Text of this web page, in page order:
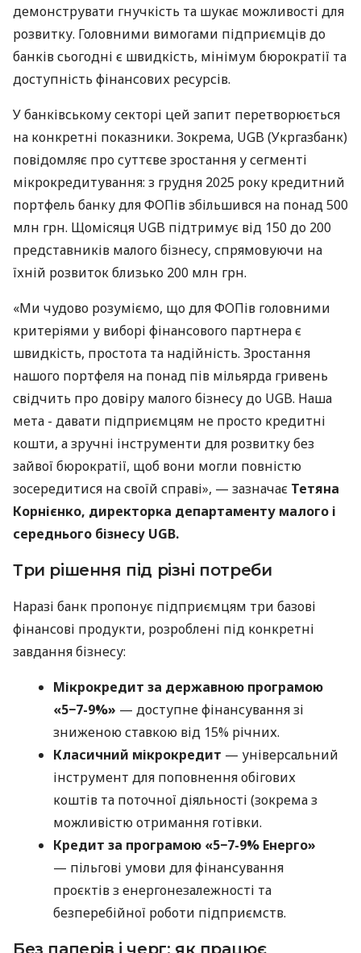
демонструвати гнучкість та шукає можливості для
розвитку. Головними вимогами підприємців до
банків сьогодні є швидкість, мінімум бюрократії та
доступність фінансових ресурсів.
У банківському секторі цей запит перетворюється
на конкретні показники. Зокрема, UGB (Укргазбанк)
повідомляє про суттєве зростання у сегменті
мікрокредитування: з грудня 2025 року кредитний
портфель банку для ФОПів збільшився на понад 500
млн грн. Щомісяця UGB підтримує від 150 до 200
представників малого бізнесу, спрямовуючи на
їхній розвиток близько 200 млн грн.
«Ми чудово розуміємо, що для ФОПів головними
критеріями у виборі фінансового партнера є
швидкість, простота та надійність. Зростання
нашого портфеля на понад пів мільярда гривень
свідчить про довіру малого бізнесу до UGB. Наша
мета - давати підприємцям не просто кредитні
кошти, а зручні інструменти для розвитку без
зайвої бюрократії, щоб вони могли повністю
зосередитися на своїй справі», — зазначає Тетяна
Корнієнко, директорка департаменту малого і
середнього бізнесу UGB.
Три рішення під різні потреби
Наразі банк пропонує підприємцям три базові
фінансові продукти, розроблені під конкретні
завдання бізнесу:
Мікрокредит за державною програмою
«5−7-9%» — доступне фінансування зі
зниженою ставкою від 15% річних.
Класичний мікрокредит — універсальний
інструмент для поповнення обігових
коштів та поточної діяльності (зокрема з
можливістю отримання готівки.
Кредит за програмою «5−7-9% Енерго»
— пільгові умови для фінансування
проєктів з енергонезалежності та
безперебійної роботи підприємств.
Без паперів і черг: як працює